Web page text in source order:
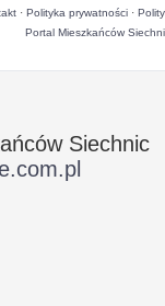
· Polityka prywatności·
Portal Mieszkańców
Siechnic